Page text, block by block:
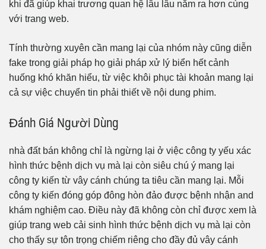
khi đã giúp khai trương quan hệ lâu lâu năm ra hơn cùng
với trang web.
Tính thường xuyên cần mang lại của nhóm này cũng diễn
fake trong giải pháp họ giải pháp xử lý biển hết cảnh
huống khó khăn hiểu, từ việc khôi phục tài khoản mang lại
cả sự việc chuyển tin phải thiết về nội dung phim.
Đánh Giá Người Dùng
nhà đất bán không chỉ là ngừng lại ở việc công ty yếu xác
hình thức bệnh dịch vụ mà lại còn siêu chú ý mang lại
công ty kiến từ vây cánh chúng ta tiêu cần mang lại. Mỗi
công ty kiến đóng góp đông hòn đảo được bệnh nhận and
khám nghiệm cao. Điều này đã không còn chỉ được xem là
giúp trang web cải sinh hình thức bệnh dịch vụ mà lại còn
cho thấy sự tôn trọng chiếm riêng cho đầy đủ vây cánh